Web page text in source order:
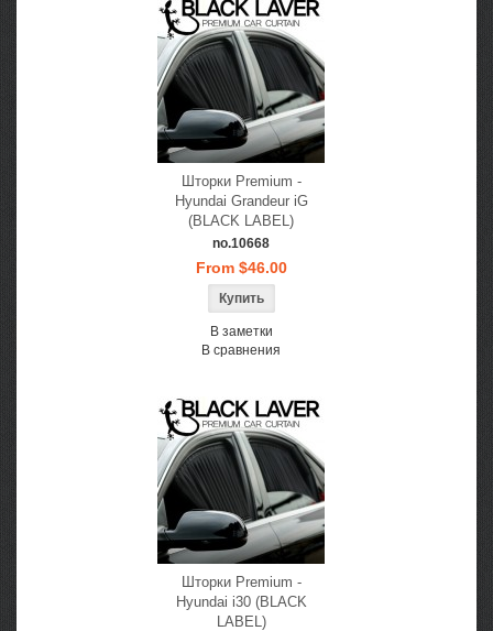
Шторки Premium -
Hyundai Grandeur iG
(BLACK LABEL)
no.10668
From $46.00
В заметки
В сравнения
Шторки Premium -
Hyundai i30 (BLACK
LABEL)